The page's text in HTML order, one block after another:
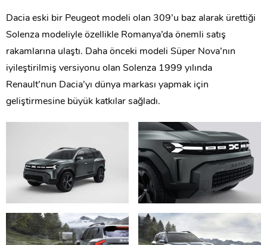
Dacia eski bir Peugeot modeli olan 309’u baz alarak ürettiği
Solenza modeliyle özellikle Romanya’da önemli satış
rakamlarına ulaştı. Daha önceki modeli Süper Nova’nın
iyileştirilmiş versiyonu olan Solenza 1999 yılında
Renault’nun Dacia’yı dünya markası yapmak için
geliştirmesine büyük katkılar sağladı.